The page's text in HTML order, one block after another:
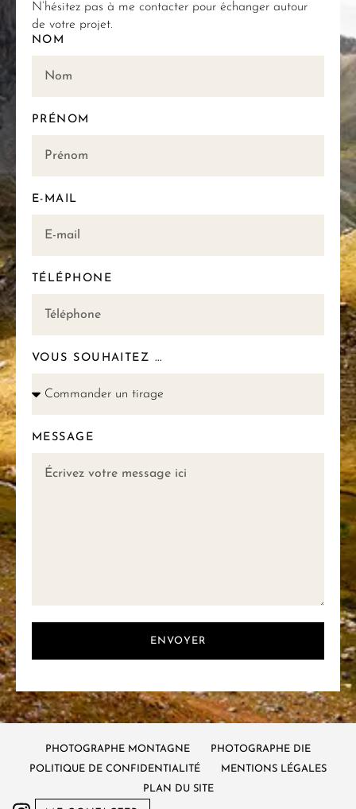
N’hésitez pas à me contacter pour échanger autour
de votre projet.
NOM
PRÉNOM
E-MAIL
TÉLÉPHONE
VOUS SOUHAITEZ ...
MESSAGE
ENVOYER
PHOTOGRAPHE MONTAGNE
PHOTOGRAPHE DIE
POLITIQUE DE CONFIDENTIALITÉ
MENTIONS LÉGALES
PLAN DU SITE